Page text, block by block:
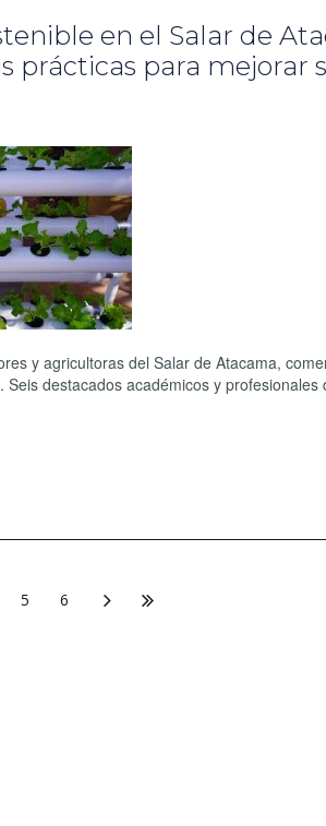
en el Salar de
prácticas para mejorar
y agricultoras del Salar de Atacama,
Seis destacados académicos y
5 6